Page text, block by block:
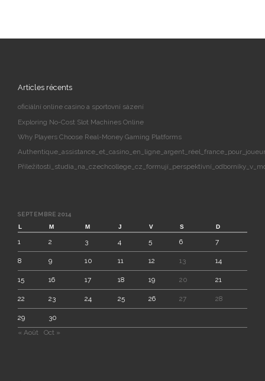
Articles récents
oficiální online casino a sportovní sázení
Exploring No-Cost Slot Machines Online
Why Players Choose Real-Money Gaming Platforms
SEPTEMBRE 2014
L
M M J V S D
1 2 3 4 5 6 7
8 9 10 11 12 13 14
15 16 17 18 19 20 21
22 23 24 25 26 27 28
29
30
« Août
Oct »